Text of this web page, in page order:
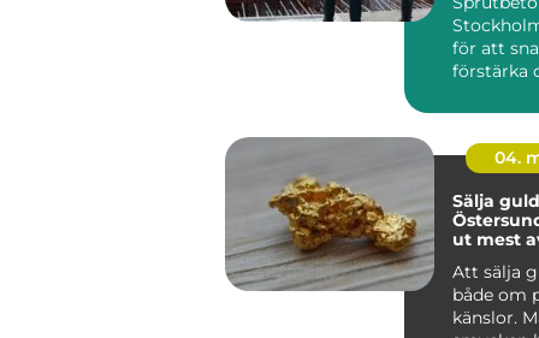
för att
förstärka
04.
Sälja
Östersund så får
ut mest
Att sälja
både om
känslor.